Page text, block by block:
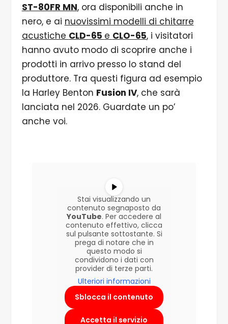
ST-80FR MN, ora disponibili anche in
nero, e ai nuovissimi modelli di chitarre
acustiche CLD-65 e CLO-65, i visitatori
hanno avuto modo di scoprire anche i
prodotti in arrivo presso lo stand del
produttore. Tra questi figura ad esempio
la Harley Benton Fusion IV, che sarà
lanciata nel 2026. Guardate un po’
anche voi.
Stai visualizzando un
contenuto segnaposto da
YouTube. Per accedere al
contenuto effettivo, clicca
sul pulsante sottostante. Si
prega di notare che in
questo modo si
condividono i dati con
provider di terze parti.
Ulteriori informazioni
Sblocca il contenuto
Accetta il servizio